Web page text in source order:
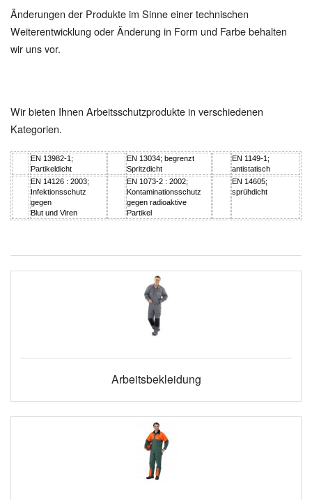
Änderungen der Produkte im Sinne einer technischen
Weiterentwicklung oder Änderung in Form und Farbe behalten
wir uns vor.
Wir bieten Ihnen Arbeitsschutzprodukte in verschiedenen
Kategorien.
EN 13982-1;
Partikeldicht
EN 13034; begrenzt
Spritzdicht
EN 1149-1;
antistatisch
EN 14126 : 2003;
Infektionsschutz
gegen
Blut und Viren
EN 1073-2 : 2002;
Kontaminationsschutz
gegen radioaktive
Partikel
EN 14605;
sprühdicht
Arbeitsbekleidung